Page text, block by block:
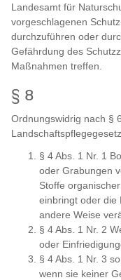
Landesamt für
vorgeschlagenen
durchzuführen oder
Gefährdung des
Maßnahmen treffen.
§ 8
Ordnungswidrig nach §
§ 4 Abs. 1 Nr. 1
oder Grabungen
Stoffe
einbringt oder die
andere Weise
§ 4 Abs. 1 Nr. 2
oder
§ 4 Abs. 1 Nr. 3
wenn sie keiner